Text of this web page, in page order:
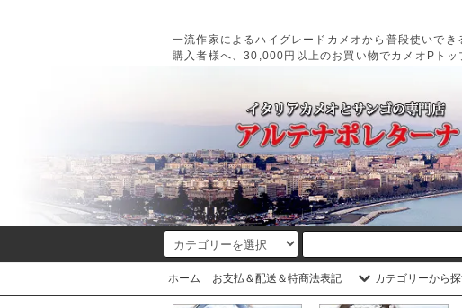
一流作家によるハイグレードカメオから普段使いで
購入者様へ、30,000円以上のお買い物でカメオPトッ
ホーム お支払＆配送＆特商法表記 カテゴリーから